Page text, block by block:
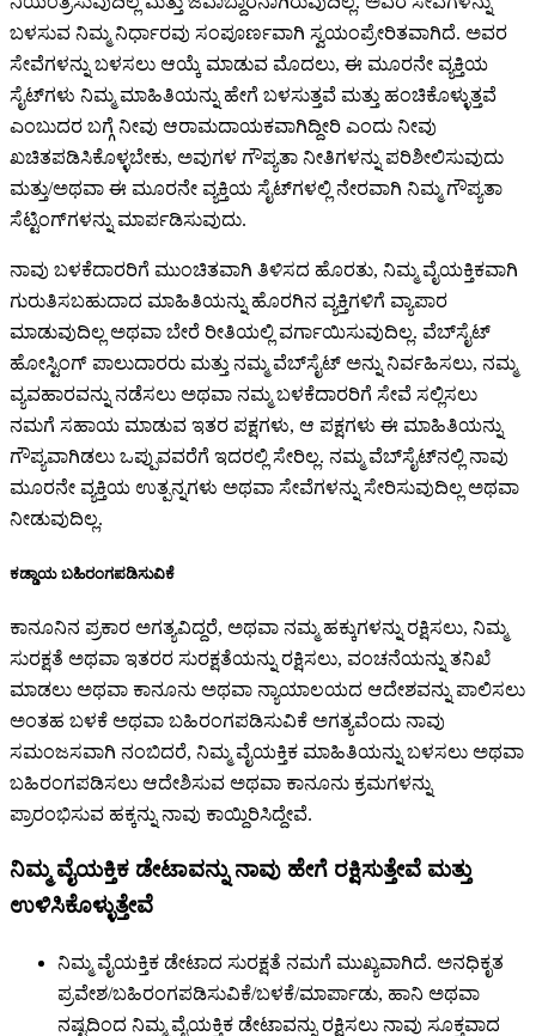
ಬಳಸುವ ನಿಮ್ಮ ನಿರ್ಧಾರವು ಸಂಪೂರ್ಣವಾಗಿ ಸ್ವಯಂಪ್ರೇರಿತವಾಗಿದೆ. ಅವರ
ಸೇವೆಗಳನ್ನು ಬಳಸಲು ಆಯ್ಕೆ ಮಾಡುವ ಮೊದಲು, ಈ ಮೂರನೇ ವ್ಯಕ್ತಿಯ
ಸೈಟ್‌ಗಳು ನಿಮ್ಮ ಮಾಹಿತಿಯನ್ನು ಹೇಗೆ ಬಳಸುತ್ತವೆ ಮತ್ತು ಹಂಚಿಕೊಳ್ಳುತ್ತವೆ
ಎಂಬುದರ ಬಗ್ಗೆ ನೀವು ಆರಾಮದಾಯಕವಾಗಿದ್ದೀರಿ ಎಂದು ನೀವು
ಖಚಿತಪಡಿಸಿಕೊಳ್ಳಬೇಕು, ಅವುಗಳ ಗೌಪ್ಯತಾ ನೀತಿಗಳನ್ನು ಪರಿಶೀಲಿಸುವುದು
ಮತ್ತು/ಅಥವಾ ಈ ಮೂರನೇ ವ್ಯಕ್ತಿಯ ಸೈಟ್‌ಗಳಲ್ಲಿ ನೇರವಾಗಿ ನಿಮ್ಮ ಗೌಪ್ಯತಾ
ಸೆಟ್ಟಿಂಗ್‌ಗಳನ್ನು ಮಾರ್ಪಡಿಸುವುದು.
ನಾವು ಬಳಕೆದಾರರಿಗೆ ಮುಂಚಿತವಾಗಿ ತಿಳಿಸದ ಹೊರತು, ನಿಮ್ಮ ವೈಯಕ್ತಿಕವಾಗಿ
ಗುರುತಿಸಬಹುದಾದ ಮಾಹಿತಿಯನ್ನು ಹೊರಗಿನ ವ್ಯಕ್ತಿಗಳಿಗೆ ವ್ಯಾಪಾರ
ಮಾಡುವುದಿಲ್ಲ ಅಥವಾ ಬೇರೆ ರೀತಿಯಲ್ಲಿ ವರ್ಗಾಯಿಸುವುದಿಲ್ಲ. ವೆಬ್‌ಸೈಟ್
ಹೋಸ್ಟಿಂಗ್ ಪಾಲುದಾರರು ಮತ್ತು ನಮ್ಮ ವೆಬ್‌ಸೈಟ್ ಅನ್ನು ನಿರ್ವಹಿಸಲು, ನಮ್ಮ
ವ್ಯವಹಾರವನ್ನು ನಡೆಸಲು ಅಥವಾ ನಮ್ಮ ಬಳಕೆದಾರರಿಗೆ ಸೇವೆ ಸಲ್ಲಿಸಲು
ನಮಗೆ ಸಹಾಯ ಮಾಡುವ ಇತರ ಪಕ್ಷಗಳು, ಆ ಪಕ್ಷಗಳು ಈ ಮಾಹಿತಿಯನ್ನು
ಗೌಪ್ಯವಾಗಿಡಲು ಒಪ್ಪುವವರೆಗೆ ಇದರಲ್ಲಿ ಸೇರಿಲ್ಲ. ನಮ್ಮ ವೆಬ್‌ಸೈಟ್‌ನಲ್ಲಿ ನಾವು
ಮೂರನೇ ವ್ಯಕ್ತಿಯ ಉತ್ಪನ್ನಗಳು ಅಥವಾ ಸೇವೆಗಳನ್ನು ಸೇರಿಸುವುದಿಲ್ಲ ಅಥವಾ
ನೀಡುವುದಿಲ್ಲ.
ಕಡ್ಡಾಯ ಬಹಿರಂಗಪಡಿಸುವಿಕೆ
ಕಾನೂನಿನ ಪ್ರಕಾರ ಅಗತ್ಯವಿದ್ದರೆ, ಅಥವಾ ನಮ್ಮ ಹಕ್ಕುಗಳನ್ನು ರಕ್ಷಿಸಲು, ನಿಮ್ಮ
ಸುರಕ್ಷತೆ ಅಥವಾ ಇತರರ ಸುರಕ್ಷತೆಯನ್ನು ರಕ್ಷಿಸಲು, ವಂಚನೆಯನ್ನು ತನಿಖೆ
ಮಾಡಲು ಅಥವಾ ಕಾನೂನು ಅಥವಾ ನ್ಯಾಯಾಲಯದ ಆದೇಶವನ್ನು ಪಾಲಿಸಲು
ಅಂತಹ ಬಳಕೆ ಅಥವಾ ಬಹಿರಂಗಪಡಿಸುವಿಕೆ ಅಗತ್ಯವೆಂದು ನಾವು
ಸಮಂಜಸವಾಗಿ ನಂಬಿದರೆ, ನಿಮ್ಮ ವೈಯಕ್ತಿಕ ಮಾಹಿತಿಯನ್ನು ಬಳಸಲು ಅಥವಾ
ಬಹಿರಂಗಪಡಿಸಲು ಆದೇಶಿಸುವ ಅಥವಾ ಕಾನೂನು ಕ್ರಮಗಳನ್ನು
ಪ್ರಾರಂಭಿಸುವ ಹಕ್ಕನ್ನು ನಾವು ಕಾಯ್ದಿರಿಸಿದ್ದೇವೆ.
ನಿಮ್ಮ ವೈಯಕ್ತಿಕ ಡೇಟಾವನ್ನು ನಾವು ಹೇಗೆ ರಕ್ಷಿಸುತ್ತೇವೆ ಮತ್ತು
ಉಳಿಸಿಕೊಳ್ಳುತ್ತೇವೆ
ನಿಮ್ಮ ವೈಯಕ್ತಿಕ ಡೇಟಾದ ಸುರಕ್ಷತೆ ನಮಗೆ ಮುಖ್ಯವಾಗಿದೆ. ಅನಧಿಕೃತ
ಪ್ರವೇಶ/ಬಹಿರಂಗಪಡಿಸುವಿಕೆ/ಬಳಕೆ/ಮಾರ್ಪಾಡು, ಹಾನಿ ಅಥವಾ
ನಷ್ಟದಿಂದ ನಿಮ್ಮ ವೈಯಕ್ತಿಕ ಡೇಟಾವನ್ನು ರಕ್ಷಿಸಲು ನಾವು ಸೂಕ್ತವಾದ